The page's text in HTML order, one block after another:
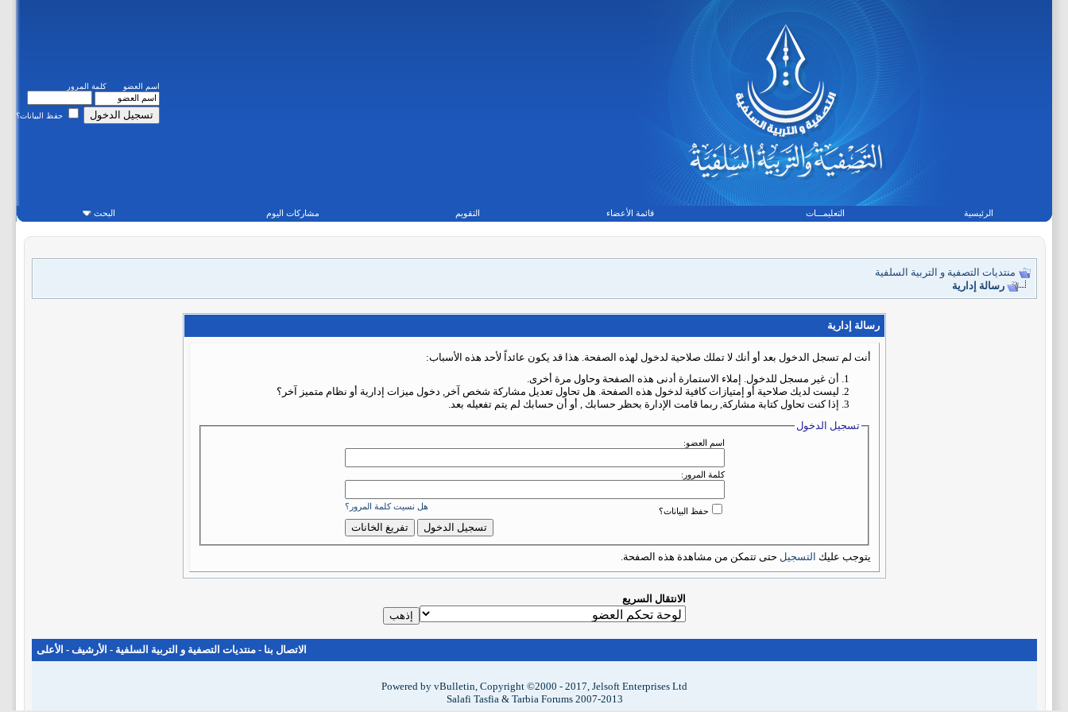
اسم العضو كلمة المرور
حفظ البيانات؟
الرئيسية التعليمـــات قائمة الأعضاء التقويم مشاركات اليوم البحث
منتديات التصفية و التربية السلفية
رسالة إدارية
رسالة إدارية
أنت لم تسجل الدخول بعد أو أنك لا تملك صلاحية لدخول لهذه الصفحة. هذا قد يكون عائداً لأحد هذه الأسباب:
أن غير مسجل للدخول. إملاء الاستمارة أدنى هذه الصفحة وحاول مرة أخرى.
ليست لديك صلاحية أو إمتيازات كافية لدخول هذه الصفحة. هل تحاول تعديل مشاركة شخص آخر, دخول ميزات إدارية أو نظام متميز آخر؟
إذا كنت تحاول كتابة مشاركة, ربما قامت الإدارة بحظر حسابك , أو أن حسابك لم يتم تفعيله بعد.
تسجيل الدخول
اسم العضو:
كلمة المرور:
هل نسيت كلمة المرور؟ حفظ البيانات؟
يتوجب عليك التسجيل حتى تتمكن من مشاهدة هذه الصفحة.
الانتقال السريع
الاتصال بنا - منتديات التصفية و التربية السلفية - الأرشيف - الأعلى
Powered by vBulletin, Copyright ©2000 - 2017, Jelsoft Enterprises Ltd
Salafi Tasfia & Tarbia Forums 2007-2013